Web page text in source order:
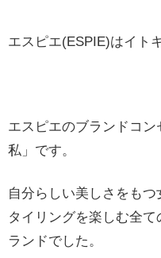
エスピエ(ESPIE)はイト
エスピエのブランドコン
私」です。
自分らしい美しさをも
タイリングを楽しむ全
ランドでした。